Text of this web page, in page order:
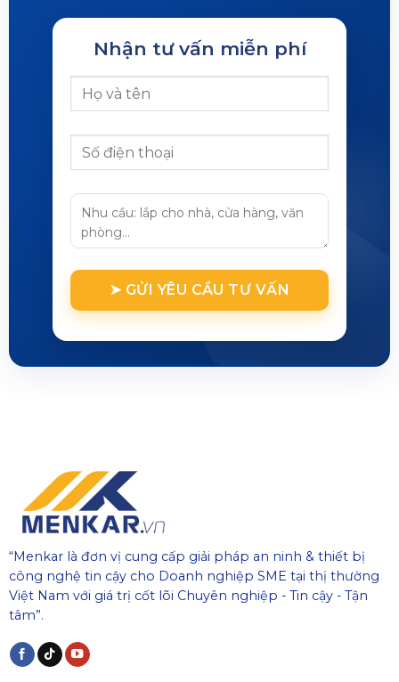
Nhận tư vấn miễn phí
“Menkar là đơn vị cung cấp giải pháp an ninh & thiết bị
công nghệ tin cậy cho Doanh nghiệp SME tại thị thường
Việt Nam với giá trị cốt lõi Chuyên nghiệp - Tin cậy - Tận
tâm”.